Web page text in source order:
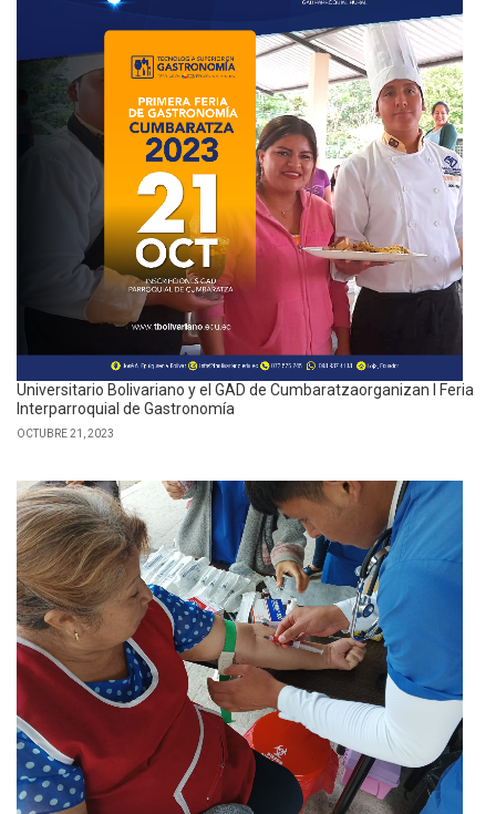
Universitario Bolivariano y el GAD de Cumbaratzaorganizan I Feria
Interparroquial de Gastronomía
OCTUBRE 21, 2023